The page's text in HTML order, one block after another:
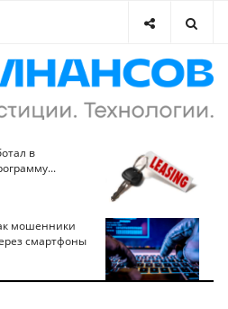
в
мошенники
смартфоны